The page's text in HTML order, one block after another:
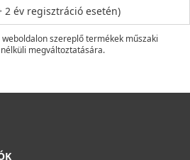
2 év regisztráció esetén)
szereplő termékek műszaki
megváltoztatására.